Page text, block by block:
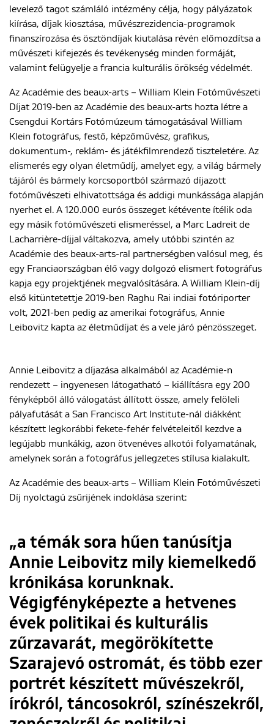
levelező tagot számláló intézmény célja, hogy pályázatok
kiírása, díjak kiosztása, művészrezidencia-programok
finanszírozása és ösztöndíjak kiutalása révén előmozdítsa a
művészeti kifejezés és tevékenység minden formáját,
valamint felügyelje a francia kulturális örökség védelmét.
Az Académie des beaux-arts – William Klein Fotóművészeti
Díjat 2019-ben az Académie des beaux-arts hozta létre a
Csengdui Kortárs Fotómúzeum támogatásával William
Klein fotográfus, festő, képzőművész, grafikus,
dokumentum-, reklám- és játékfilmrendező tiszteletére. Az
elismerés egy olyan életműdíj, amelyet egy, a világ bármely
tájáról és bármely korcsoportból származó díjazott
fotóművészeti elhivatottsága és addigi munkássága alapján
nyerhet el. A 120.000 eurós összeget kétévente ítélik oda
egy másik fotóművészeti elismeréssel, a Marc Ladreit de
Lacharrière-díjjal váltakozva, amely utóbbi szintén az
Académie des beaux-arts-ral partnerségben valósul meg, és
egy Franciaországban élő vagy dolgozó elismert fotográfus
kapja egy projektjének megvalósítására. A William Klein-díj
első kitüntetettje 2019-ben Raghu Rai indiai fotóriporter
volt, 2021-ben pedig az amerikai fotográfus, Annie
Leibovitz kapta az életműdíjat és a vele járó pénzösszeget.
Annie Leibovitz a díjazása alkalmából az Académie-n
rendezett – ingyenesen látogatható – kiállításra egy 200
fényképből álló válogatást állított össze, amely felöleli
pályafutását a San Francisco Art Institute-nál diákként
készített legkorábbi fekete-fehér felvételeitől kezdve a
legújabb munkákig, azon ötvenéves alkotói folyamatának,
amelynek során a fotográfus jellegzetes stílusa kialakult.
Az Académie des beaux-arts – William Klein Fotóművészeti
Díj nyolctagú zsűrijének indoklása szerint:
„a témák sora hűen tanúsítja
Annie Leibovitz mily kiemelkedő
krónikása korunknak.
Végigfényképezte a hetvenes
évek politikai és kulturális
zűrzavarát, megörökítette
Szarajevó ostromát, és több ezer
portrét készített művészekről,
írókról, táncosokról, színészekről,